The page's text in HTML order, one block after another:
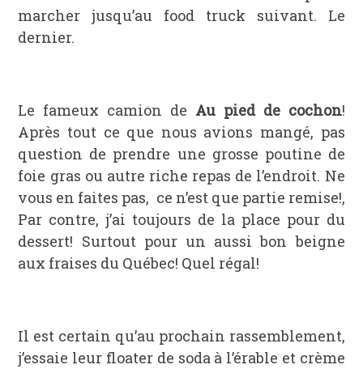
marcher jusqu’au food truck suivant. Le
dernier.
Le fameux camion de Au pied de cochon!
Après tout ce que nous avions mangé, pas
question de prendre une grosse poutine de
foie gras ou autre riche repas de l’endroit. Ne
vous en faites pas, ce n’est que partie remise!,
Par contre, j’ai toujours de la place pour du
dessert! Surtout pour un aussi bon beigne
aux fraises du Québec! Quel régal!
Il est certain qu’au prochain rassemblement,
j’essaie leur floater de soda à l’érable et crème